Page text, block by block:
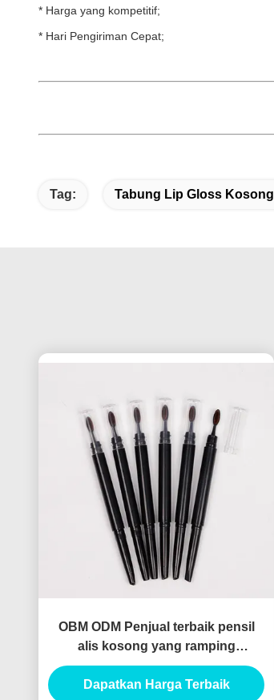
* Harga yang kompetitif;
* Hari Pengiriman Cepat;
Tag: Tabung Lip Gloss Kosong
OBM ODM Penjual terbaik pensil
alis kosong yang ramping
Kontainer Pensil alis kosong yang
ramping
Dapatkan Harga Terbaik